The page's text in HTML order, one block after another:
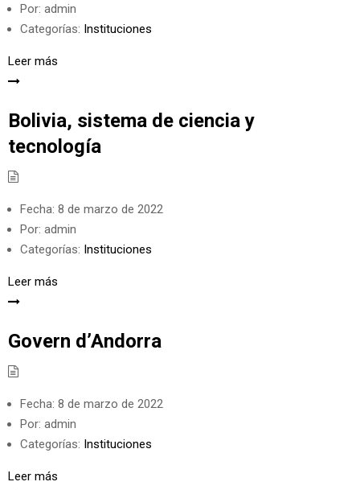
Por: admin
Categorías: Instituciones
Leer más
Bolivia, sistema de ciencia y
tecnología
Fecha: 8 de marzo de 2022
Por: admin
Categorías: Instituciones
Leer más
Govern d’Andorra
Fecha: 8 de marzo de 2022
Por: admin
Categorías: Instituciones
Leer más